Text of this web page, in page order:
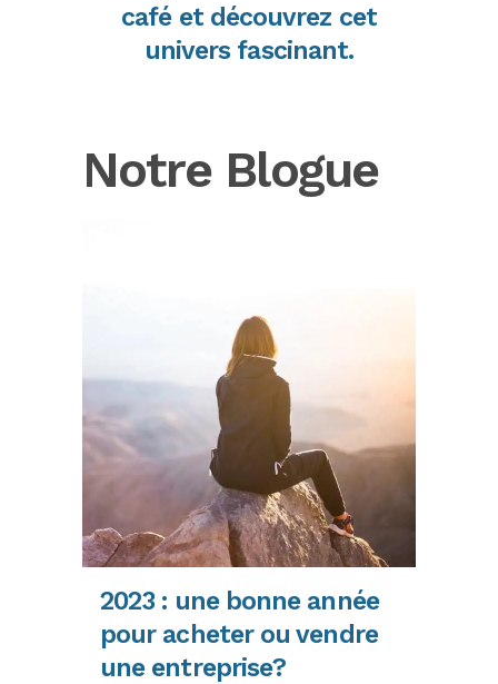
café et découvrez cet
univers fascinant.
Notre Blogue
2023 : une bonne année
pour acheter ou vendre
une entreprise?